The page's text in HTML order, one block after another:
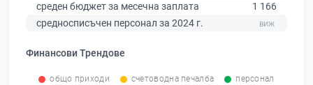
среден бюджет за месечна заплата
1 166
средносписъчен персонал за 2024 г.
Финансови Трендове
общо приходи счетоводна печалба персонал